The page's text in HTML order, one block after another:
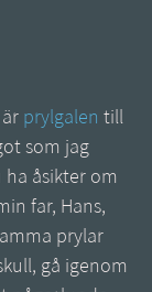
prylgalen till
som jag
åsikter om
far, Hans,
prylar
gå igenom